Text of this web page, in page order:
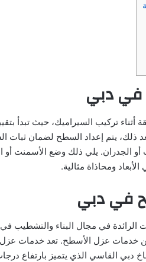
في دبي
أثناء تركيب السيراميك، حيث تبدأ
ذلك، يتم إعداد السطح لضمان ثبات
الجدران. يلي ذلك وضع الأسمنت أو
ومحاذاة مثالية.
في دبي
الرائدة في مجال البناء
خدمات عزل الأسطح. تعد خدمات عزل
دبي القاسي الذي يتميز بارتفاع